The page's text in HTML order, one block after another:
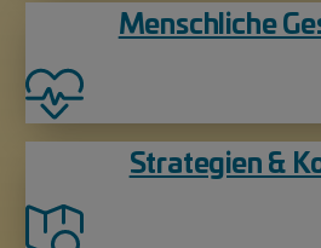
Menschliche
Strategien &